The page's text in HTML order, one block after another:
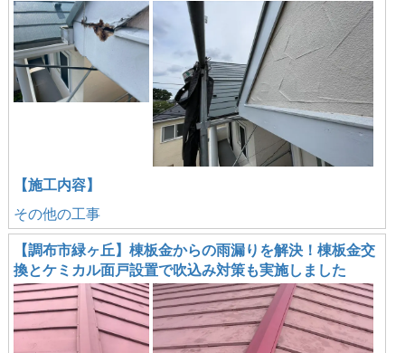
【施工内容】
その他の工事
【調布市緑ヶ丘】棟板金からの雨漏りを解決！棟板金交
換とケミカル面戸設置で吹込み対策も実施しました